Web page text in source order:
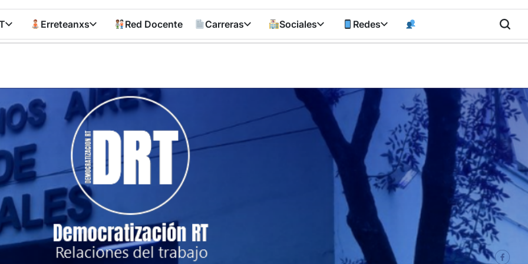
Erreteanxs Red Docente Carreras Sociales Redes
RT